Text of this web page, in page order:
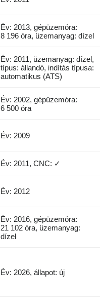
Év: 2013, gépüzemóra:
8 196 óra, üzemanyag: dízel
Év: 2011, üzemanyag: dízel,
típus: állandó, indítás típusa:
automatikus (ATS)
Év: 2002, gépüzemóra:
6 500 óra
Év: 2009
Év: 2011, CNC: ✓
Év: 2012
Év: 2016, gépüzemóra:
21 102 óra, üzemanyag:
dízel
Év: 2026, állapot: új